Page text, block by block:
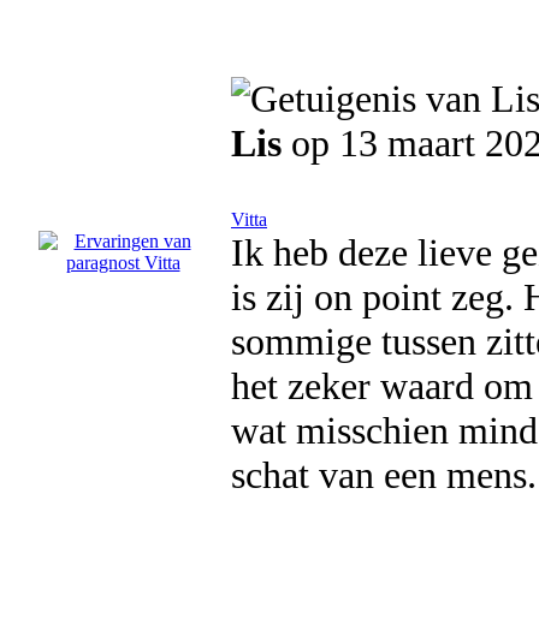
Lis op 13 maart
Vitta
Ik heb deze lieve
is zij on point zeg.
sommige tussen
het zeker waard
wat misschien
schat van een